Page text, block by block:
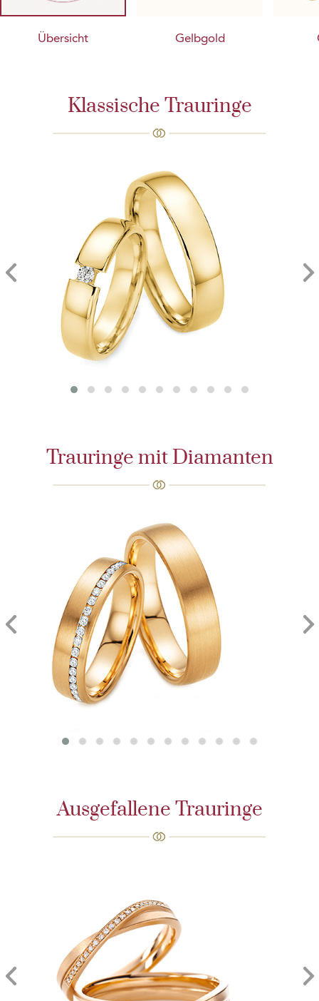
Übersicht Gelbgold
Klassische Trauringe
Trauringe mit Diamanten
Ausgefallene Trauringe